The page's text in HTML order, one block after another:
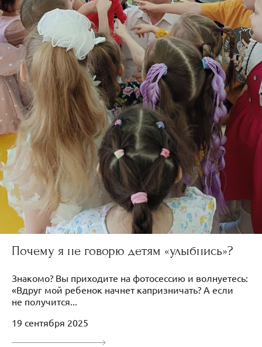
Почему я не говорю детям «улыбнись»?
Знакомо? Вы приходите на фотосессию и волнуетесь:
«Вдруг мой ребенок начнет капризничать? А если
не получится...
19 сентября 2025